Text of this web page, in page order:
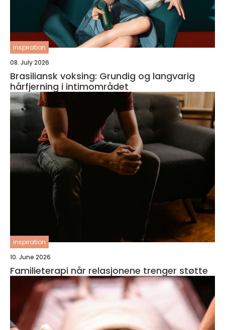
inspiration
08. July 2026
Brasiliansk voksing: Grundig og langvarig
hårfjerning i intimområdet
inspiration
10. June 2026
Familieterapi når relasjonene trenger støtte